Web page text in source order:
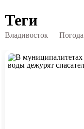
Теги
Владивосток Погода